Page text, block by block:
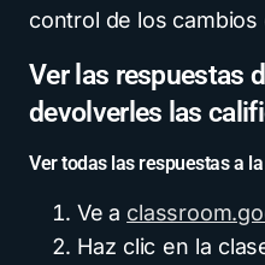
control de los
Ver las respuestas
devolverles las
Ver todas las respuestas a
Ve a
Haz clic en la